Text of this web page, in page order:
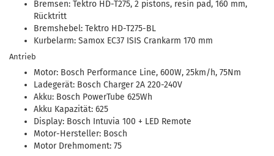
Bremsen: Tektro HD-T275, 2 pistons, resin pad, 160 mm,
Rücktritt
Bremshebel: Tektro HD-T275-BL
Kurbelarm: Samox EC37 ISIS Crankarm 170 mm
Antrieb
Motor: Bosch Performance Line, 600W, 25km/h, 75Nm
Ladegerät: Bosch Charger 2A 220-240V
Akku: Bosch PowerTube 625Wh
Akku Kapazität: 625
Display: Bosch Intuvia 100 + LED Remote
Motor-Hersteller: Bosch
Motor Drehmoment: 75